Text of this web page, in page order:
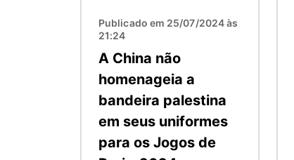
Publicado em 25/07/2024 às
21:24
A China não
homenageia a
bandeira palestina
em seus uniformes
para os Jogos de